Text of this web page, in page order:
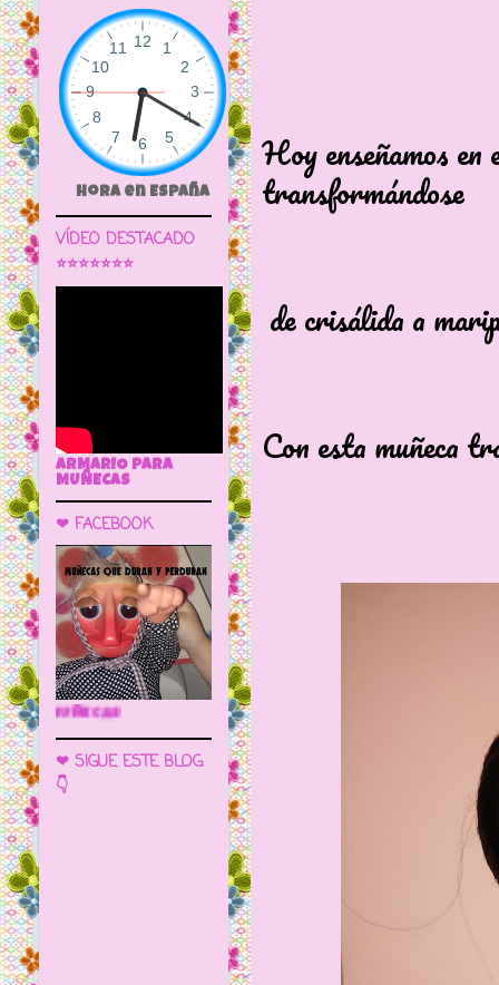
Hoy enseñamos
transformándose
de crisálida a
Con esta muñeca
Hora en España
VÍDEO DESTACADO
⭐⭐⭐⭐⭐⭐⭐
ARMARIO PARA
MUÑECAS
❤ FACEBOOK
🌼 LA CUEVA DE LAS MUÑECAS
❤ SIGUE ESTE BLOG
👇